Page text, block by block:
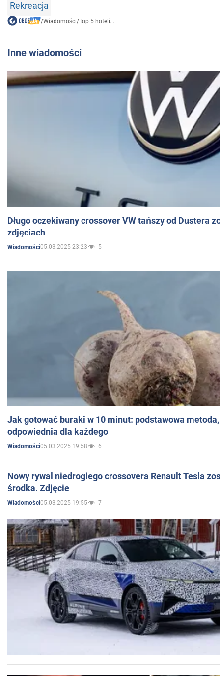
Rekreacja
/Wiadomości/Top 5 hoteli...
Inne wiadomości
Długo oczekiwany crossover VW tańszy od Dustera
zdjęciach
Wiadomości05.03.2025 23:23 5
Jak gotować buraki w 10 minut: podstawowa
odpowiednia dla każdego
Wiadomości05.03.2025 19:58 6
Nowy rywal niedrogiego crossovera Renault Tesla
środka. Zdjęcie
Wiadomości05.03.2025 19:55 7